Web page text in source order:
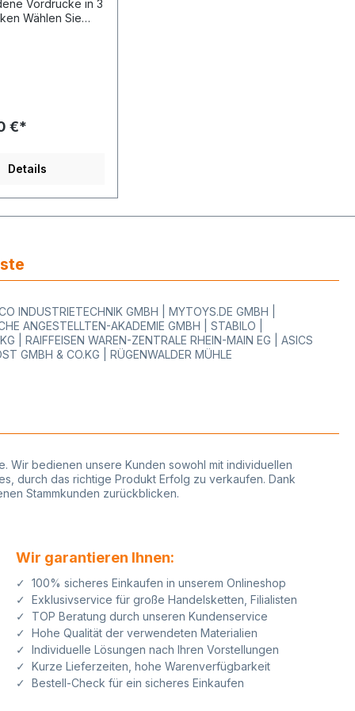
Vordrucke in 3
Sie
29 x 28 mm /
Farben zur
Rolle: 1.100
für Gerät:
Meto 1929, Meto
3329, Meto 3529,
Blitz T001, Blitz
T007, Blitz T011,
T222, Blitz T227,
TM27 Maxi,
(29x28),
Contact 16.29,
der
bei
kaufen bei uns
aus
Jederzeit ist auf
mit Text
möglich für Ihren
€*
Details
INDUSTRIETECHNIK GMBH | MYTOYS.DE GMBH |
ANGESTELLTEN-AKADEMIE GMBH | STABILO |
| RAIFFEISEN WAREN-ZENTRALE RHEIN-MAIN EG | ASICS
GMBH & CO.KG | RÜGENWALDER MÜHLE
Wir bedienen unsere Kunden sowohl mit individuellen
durch das richtige Produkt Erfolg zu verkaufen. Dank
Stammkunden zurückblicken.
Wir garantieren Ihnen:
✓ 100% sicheres Einkaufen in unserem Onlineshop
✓ Exklusivservice für große Handelsketten, Filialisten
✓ TOP Beratung durch unseren Kundenservice
✓ Hohe Qualität der verwendeten Materialien
✓ Individuelle Lösungen nach Ihren Vorstellungen
✓ Kurze Lieferzeiten, hohe Warenverfügbarkeit
✓ Bestell-Check für ein sicheres Einkaufen